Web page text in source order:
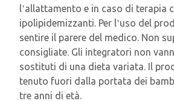
l‛allattamento e in caso di terapia
ipolipidemizzanti. Per l‛uso del
sentire il parere del medico. Non
consigliate. Gli integratori non
sostituti di una dieta variata. Il
tenuto fuori dalla portata dei
tre anni di età.